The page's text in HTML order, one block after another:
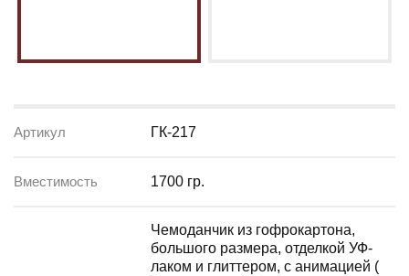
Артикул ГК-217
Вместимость 1700 гр.
Чемоданчик из гофрокартона,
большого размера, отделкой УФ-
лаком и глиттером, с анимацией (